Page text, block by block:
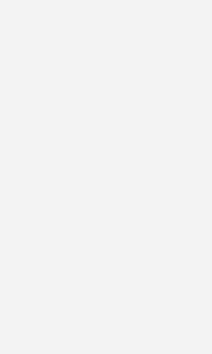
wird ins örtliche
Laufenden bleiben?
Newsletter von
verbandsunabhängigen
dem Eisenerz in den
Eisenerz enthaltene
mit Koks im Hochofen
reagieren. Am Ende
aus Material, das sich